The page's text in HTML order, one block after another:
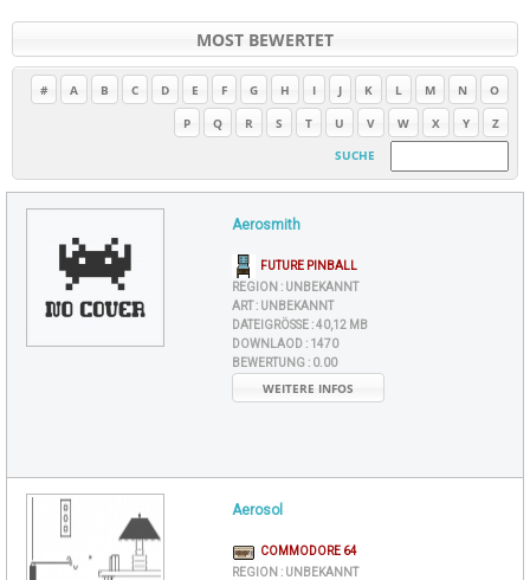
MOST BEWERTET
# A B C D E F G H I J K L M N
O
P
Q R S T U V W X Y
Z
SUCHE
Aerosmith
FUTURE PINBALL
REGION : UNBEKANNT
ART : UNBEKANNT
DATEIGRÖSSE : 40,12 MB
DOWNLAOD : 1470
BEWERTUNG : 0.00
WEITERE INFOS
Aerosol
COMMODORE 64
REGION : UNBEKANNT